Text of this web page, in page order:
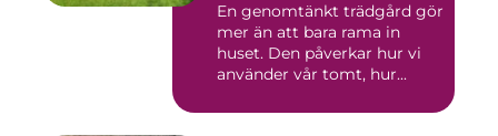
En genomtänkt trädgård gör
mer än att bara rama in
huset. Den påverkar hur vi
använder vår tomt, hur...